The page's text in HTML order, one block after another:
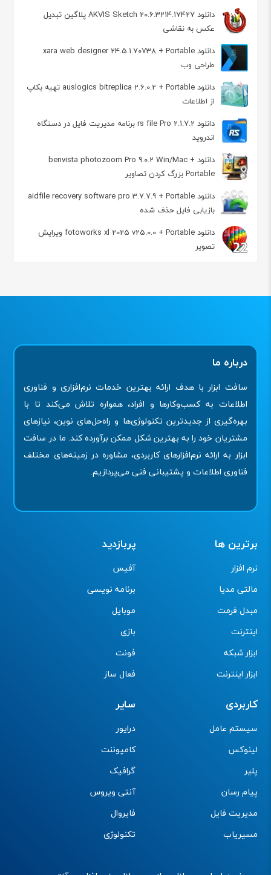
دانلود AKVIS Sketch 20.6.3214.17427 پلاگین تبدیل
عکس به نقاشی
دانلود xara web designer 24.5.1.70738 + Portable
طراحی وب
دانلود auslogics bitreplica 2.6.0.2 + Portable تهیه بکاپ
از اطلاعات
دانلود rs file Pro 2.1.7.2 برنامه مدیریت فایل در دستگاه
اندروید
دانلود benvista photozoom Pro 9.0.2 Win/Mac +
Portable بزرگ کردن تصاویر
دانلود aidfile recovery software pro 3.7.7.9 + Portable
بازیابی فایل حذف شده
دانلود fotoworks xl 2025 v25.0.0 + Portable ویرایش
تصویر
درباره ما
سافت ابزار با هدف ارائه بهترین خدمات نرم‌افزاری و فناوری
اطلاعات به کسب‌وکارها و افراد، همواره تلاش می‌کند تا با
بهره‌گیری از جدیدترین تکنولوژی‌ها و راه‌حل‌های نوین، نیازهای
مشتریان خود را به بهترین شکل ممکن برآورده کند. ما در سافت
ابزار به ارائه نرم‌افزارهای کاربردی، مشاوره در زمینه‌های مختلف
فناوری اطلاعات و پشتیبانی فنی می‌پردازیم.
برترین ها
نرم افزار
مالتی مدیا
مبدل فرمت
اینترنت
ابزار شبکه
ابزار اینترنت
پربازدید
آفیس
برنامه نویسی
موبایل
بازی
فونت
فعال ساز
کاربردی
سیستم عامل
لینوکس
پلیر
پیام رسان
مدیریت فایل
مسیریاب
سایر
درایور
کامپوننت
گرافیک
آنتی ویروس
فایروال
تکنولوژی